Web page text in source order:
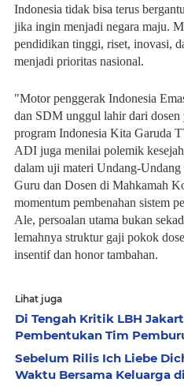
Indonesia tidak bisa terus
jika ingin menjadi negara maju.
pendidikan tinggi, riset, inovasi,
menjadi prioritas nasional.
"Motor penggerak Indonesia
dan SDM unggul lahir dari dosen
program Indonesia Kita Garuda
ADI juga menilai polemik
dalam uji materi Undang-
Guru dan Dosen di Mahkamah
momentum pembenahan sistem
Ale, persoalan utama bukan
lemahnya struktur gaji pokok
insentif dan honor tambahan.
Lihat juga
Di Tengah Kritik LBH
Pembentukan Tim
Sebelum Rilis Ich Liebe
Waktu Bersama Keluarga